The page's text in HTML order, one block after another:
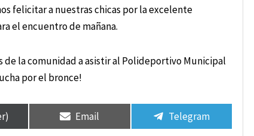
felicitar a nuestras chicas por la excelente
el encuentro de mañana.
la comunidad a asistir al Polideportivo Municipal
por el bronce!
Email Telegram